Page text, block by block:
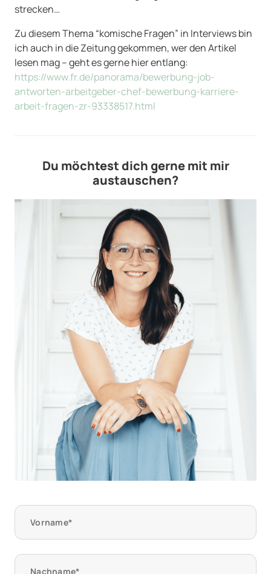
strecken…
Zu diesem Thema “komische Fragen” in Interviews bin
ich auch in die Zeitung gekommen, wer den Artikel
lesen mag – geht es gerne hier entlang:
https://www.fr.de/panorama/bewerbung-job-
antworten-arbeitgeber-chef-bewerbung-karriere-
arbeit-fragen-zr-93338517.html
Du möchtest dich gerne mit mir
austauschen?